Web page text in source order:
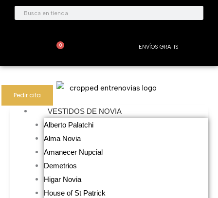
Buscar
Buscar
0
Carrito ENVÍOS GRATIS
VESTIDOS DE NOVIA
Alberto Palatchi
Alma Novia
Amanecer Nupcial
Demetrios
Higar Novia
House of St Patrick
Pedir cita